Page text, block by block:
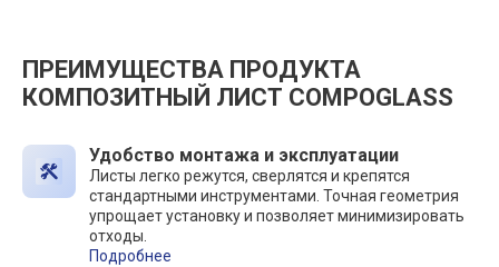
ПРЕИМУЩЕСТВА ПРОДУКТА
КОМПОЗИТНЫЙ ЛИСТ COMPOGLASS
Удобство монтажа и эксплуатации
Листы легко режутся, сверлятся и крепятся
стандартными инструментами. Точная геометрия
упрощает установку и позволяет минимизировать
отходы.
Подробнее